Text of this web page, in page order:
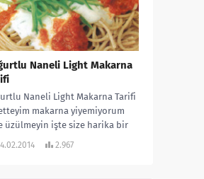
Naneli Light Makarna
Naneli Light Makarna Tarifi
makarna yiyemiyorum
üzülmeyin işte size harika bir
Usta tarifi… Sebzeli olması
2.967